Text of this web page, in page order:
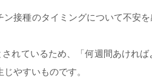
接種のタイミングについて不安
れているため、「何週間あけれ
やすいものです。